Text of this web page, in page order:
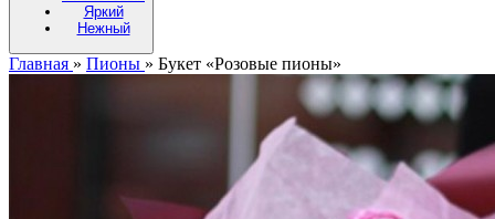
Яркий
Нежный
Главная » Пионы » Букет «Розовые пионы»